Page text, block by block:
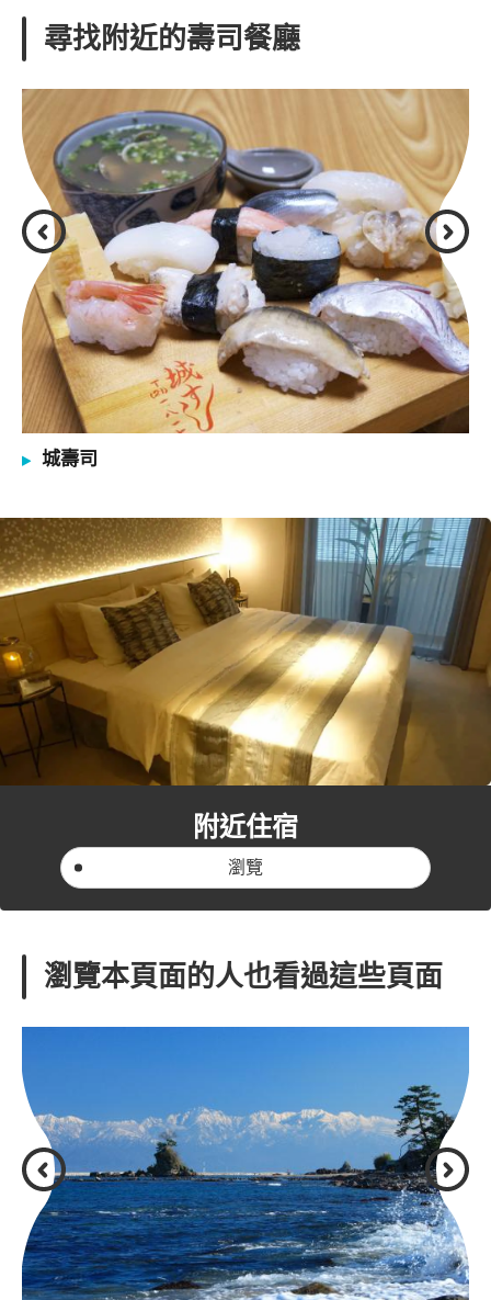
尋找附近的壽司餐廳
城壽司
附近住宿
瀏覽
瀏覽本頁面的人也看過這些頁面